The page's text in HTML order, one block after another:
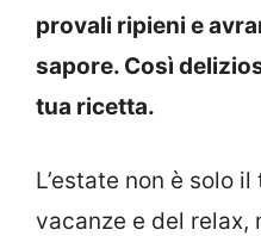
provali ripieni e
sapore. Così
tua ricetta.
L’estate non è solo
vacanze e del relax,